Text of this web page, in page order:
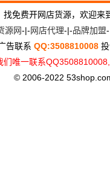
找免费开网店货源，欢迎
源网-|-网店代理-|-品牌加盟
告联系 QQ:3508810008
们唯一联系
© 2006-2022